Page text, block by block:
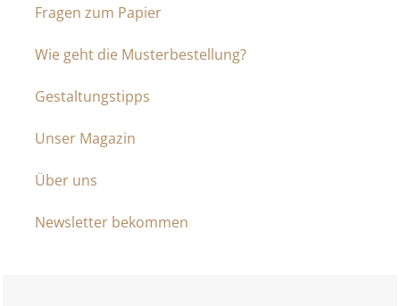
Fragen zum Papier
Wie geht die Musterbestellung?
Gestaltungstipps
Unser Magazin
Über uns
Newsletter bekommen